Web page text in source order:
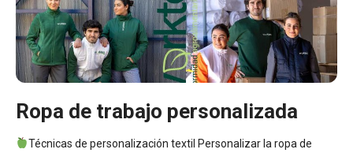
Ropa de trabajo personalizada
Técnicas de personalización textil Personalizar la ropa de